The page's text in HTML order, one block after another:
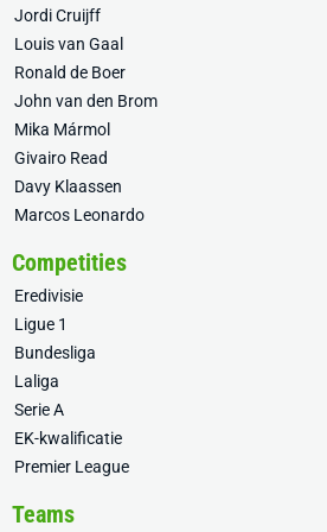
Jordi Cruijff
Louis van Gaal
Ronald de Boer
John van den Brom
Mika Mármol
Givairo Read
Davy Klaassen
Marcos Leonardo
Competities
Eredivisie
Ligue 1
Bundesliga
Laliga
Serie A
EK-kwalificatie
Premier League
Teams